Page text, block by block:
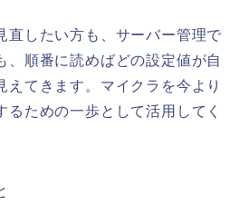
直したい方も、サーバー管理で
、順番に読めばどの設定値が自
えてきます。マイクラを今より
るための一歩として活用してく